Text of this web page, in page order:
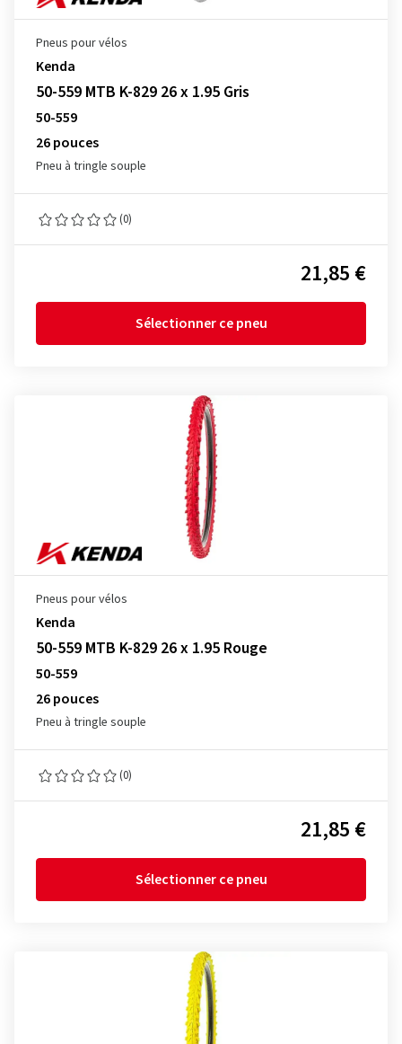
Pneus pour vélos
Kenda
50-559 MTB K-829 26 x 1.95 Gris
50-559
26 pouces
Pneu à tringle souple
(0)
21,85 €
Sélectionner ce pneu
Pneus pour vélos
Kenda
50-559 MTB K-829 26 x 1.95 Rouge
50-559
26 pouces
Pneu à tringle souple
(0)
21,85 €
Sélectionner ce pneu